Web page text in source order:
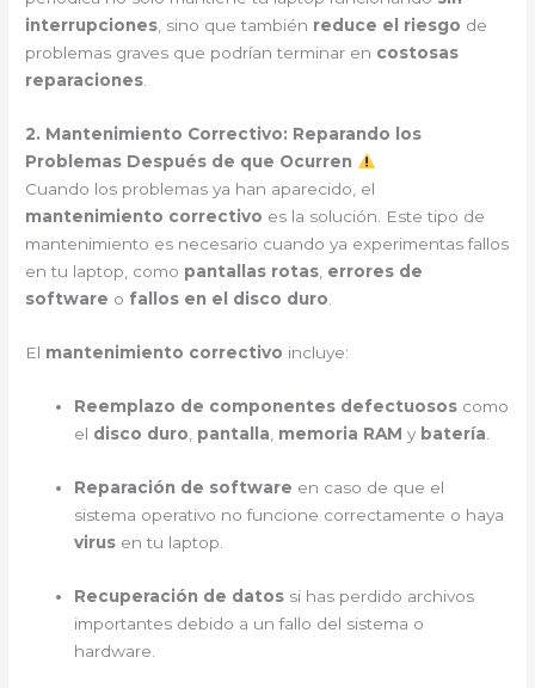
interrupciones , sino que también reduce el riesgo de
problemas graves que podrían terminar en costosas
reparaciones
2. Mantenimiento Correctivo: Reparando los
Problemas Después de que Ocurren
Cuando los problemas ya han aparecido, el
mantenimiento correctivo es la solución. Este tipo de
mantenimiento es necesario cuando ya experimentas fallos
en tu laptop, como pantallas rotas errores de
software o fallos en el disco duro
El mantenimiento correctivo incluye:
Reemplazo de componentes defectuosos como
el disco duro pantalla memoria RAM y batería
Reparación de software en caso de que el
sistema operativo no funcione correctamente o haya
virus en tu laptop.
Recuperación de datos si has perdido archivos
importantes debido a un fallo del sistema o
hardware.